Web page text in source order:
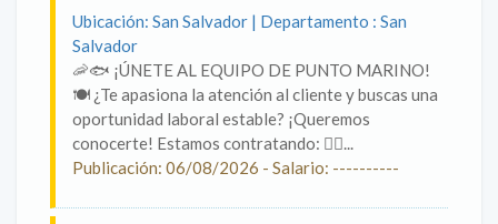
Ubicación: San Salvador | Departamento : San
Salvador
🦐🐟 ¡ÚNETE AL EQUIPO DE PUNTO MARINO!
🍽️ ¿Te apasiona la atención al cliente y buscas una
oportunidad laboral estable? ¡Queremos
conocerte! Estamos contratando: 🙋‍♂️...
Publicación: 06/08/2026 - Salario: ----------